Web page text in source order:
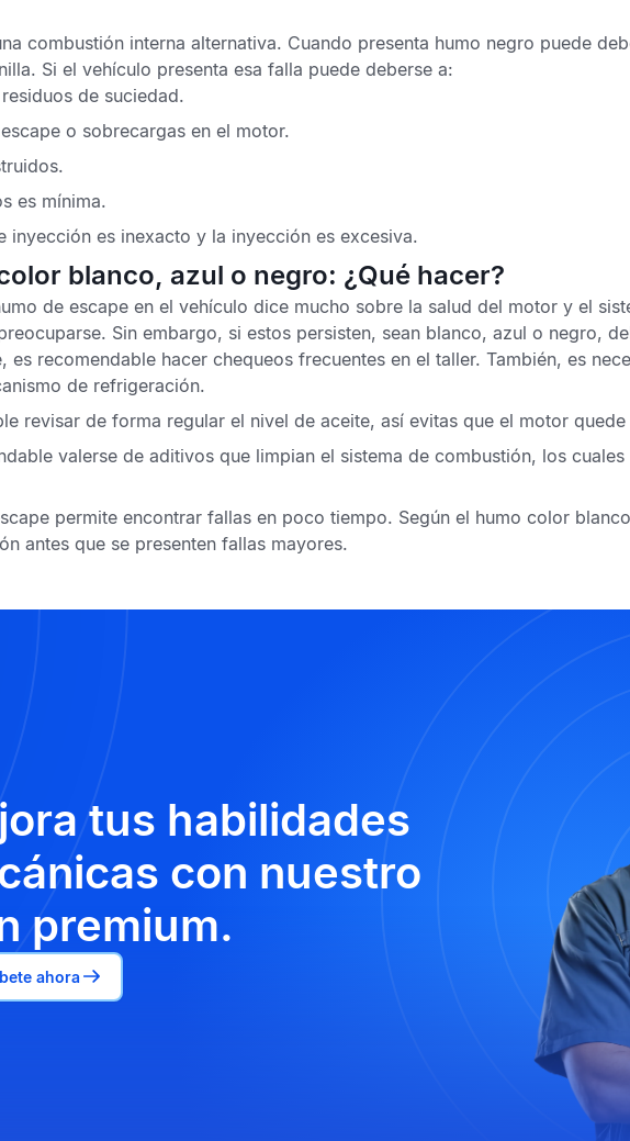
combustión interna alternativa. Cuando presenta humo negro puede
Si el vehículo presenta esa falla puede deberse a:
de suciedad.
o sobrecargas en el motor.
es mínima.
inyección es inexacto y la inyección es excesiva.
blanco, azul o negro: ¿Qué hacer?
de escape en el vehículo dice mucho sobre la salud del motor y el
Sin embargo, si estos persisten, sean blanco, azul o negro,
es recomendable hacer chequeos frecuentes en el taller. También, es
de refrigeración.
revisar de forma regular el nivel de aceite, así evitas que el motor
valerse de aditivos que limpian el sistema de combustión, los
permite encontrar fallas en poco tiempo. Según el humo color
antes que se presenten fallas mayores.
tus habilidades
con nuestro
premium.
ahora